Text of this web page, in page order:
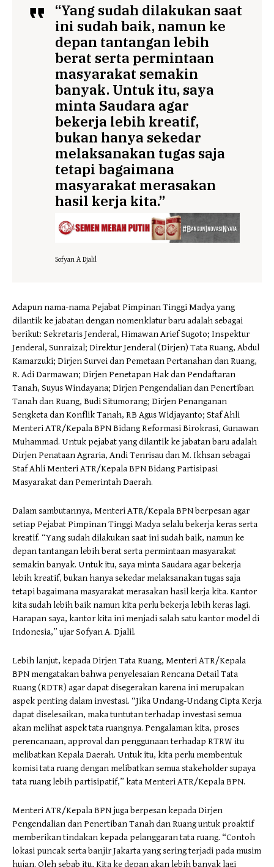
“Yang sudah dilakukan saat
ini sudah baik, namun ke
depan tantangan lebih
berat serta permintaan
masyarakat semakin
banyak. Untuk itu, saya
minta Saudara agar
bekerja lebih kreatif,
bukan hanya sekedar
melaksanakan tugas saja
tetapi bagaimana
masyarakat merasakan
hasil kerja kita.”
Sofyan A Djalil
Adapun nama-nama Pejabat Pimpinan Tinggi Madya yang
dilantik ke jabatan dengan nomenklatur baru adalah sebagai
berikut: Sekretaris Jenderal, Himawan Arief Sugoto; Inspektur
Jenderal, Sunraizal; Direktur Jenderal (Dirjen) Tata Ruang, Abdul
Kamarzuki; Dirjen Survei dan Pemetaan Pertanahan dan Ruang,
R. Adi Darmawan; Dirjen Penetapan Hak dan Pendaftaran
Tanah, Suyus Windayana; Dirjen Pengendalian dan Penertiban
Tanah dan Ruang, Budi Situmorang; Dirjen Penanganan
Sengketa dan Konflik Tanah, RB Agus Widjayanto; Staf Ahli
Menteri ATR/Kepala BPN Bidang Reformasi Birokrasi, Gunawan
Muhammad. Untuk pejabat yang dilantik ke jabatan baru adalah
Dirjen Penataan Agraria, Andi Tenrisau dan M. Ikhsan sebagai
Staf Ahli Menteri ATR/Kepala BPN Bidang Partisipasi
Masyarakat dan Pemerintah Daerah.
Dalam sambutannya, Menteri ATR/Kepala BPN berpesan agar
setiap Pejabat Pimpinan Tinggi Madya selalu bekerja keras serta
kreatif. “Yang sudah dilakukan saat ini sudah baik, namun ke
depan tantangan lebih berat serta permintaan masyarakat
semakin banyak. Untuk itu, saya minta Saudara agar bekerja
lebih kreatif, bukan hanya sekedar melaksanakan tugas saja
tetapi bagaimana masyarakat merasakan hasil kerja kita. Kantor
kita sudah lebih baik namun kita perlu bekerja lebih keras lagi.
Harapan saya, kantor kita ini menjadi salah satu kantor model di
Indonesia,” ujar Sofyan A. Djalil.
Lebih lanjut, kepada Dirjen Tata Ruang, Menteri ATR/Kepala
BPN mengatakan bahwa penyelesaian Rencana Detail Tata
Ruang (RDTR) agar dapat disegerakan karena ini merupakan
aspek penting dalam investasi. “Jika Undang-Undang Cipta Kerja
dapat diselesaikan, maka tuntutan terhadap investasi semua
akan melihat aspek tata ruangnya. Pengalaman kita, proses
perencanaan, approval dan penggunaan terhadap RTRW itu
melibatkan Kepala Daerah. Untuk itu, kita perlu membentuk
komisi tata ruang dengan melibatkan semua stakeholder supaya
tata ruang lebih partisipatif,” kata Menteri ATR/Kepala BPN.
Menteri ATR/Kepala BPN juga berpesan kepada Dirjen
Pengendalian dan Penertiban Tanah dan Ruang untuk proaktif
memberikan tindakan kepada pelanggaran tata ruang. “Contoh
lokasi puncak serta banjir Jakarta yang sering terjadi pada musim
hujan. Oleh sebab itu, Kita ke depan akan lebih banyak lagi